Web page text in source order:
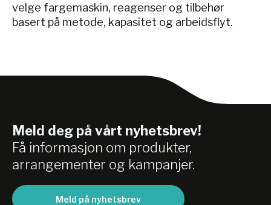
velge fargemaskin, reagenser og tilbehør
basert på metode, kapasitet og arbeidsflyt.
Meld deg på vårt nyhetsbrev!
Få informasjon om produkter,
arrangementer og kampanjer.
Meld på nyhetsbrev